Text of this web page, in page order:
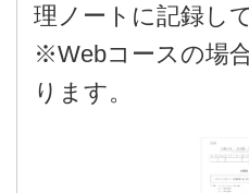
理ノートに記録し
※Webコースの場
ります。